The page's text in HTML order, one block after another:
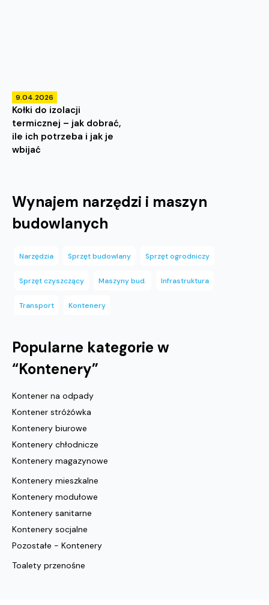
9.04.2026
Kołki do izolacji
termicznej – jak dobrać,
ile ich potrzeba i jak je
wbijać
Wynajem narzędzi i maszyn
budowlanych
Narzędzia Sprzęt budowlany Sprzęt ogrodniczy
Sprzęt czyszczący Maszyny bud. Infrastruktura
Transport Kontenery
Popularne kategorie w
“Kontenery”
Kontener na odpady
Kontener stróżówka
Kontenery biurowe
Kontenery chłodnicze
Kontenery magazynowe
Kontenery mieszkalne
Kontenery modułowe
Kontenery sanitarne
Kontenery socjalne
Pozostałe - Kontenery
Toalety przenośne